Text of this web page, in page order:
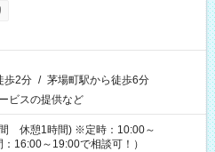
歩2分 / 茅場町駅から徒歩6分
ビスの提供など
休憩1時間) ※定時：10:00～
16:00～19:00で相談可！）